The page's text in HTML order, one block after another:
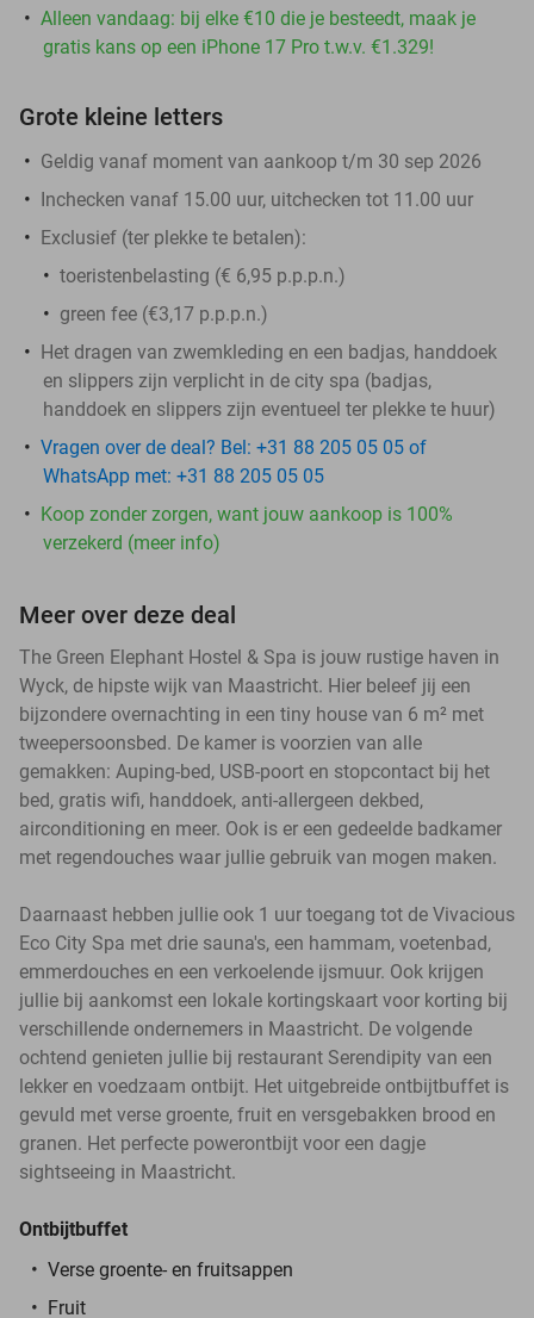
Alleen vandaag: bij elke €10 die je besteedt, maak je
gratis kans op een iPhone 17 Pro t.w.v. €1.329!
Grote kleine letters
Geldig vanaf moment van aankoop t/m 30 sep 2026
Inchecken vanaf 15.00 uur, uitchecken tot 11.00 uur
Exclusief (ter plekke te betalen):
toeristenbelasting (€ 6,95 p.p.p.n.)
green fee (€3,17 p.p.p.n.)
Het dragen van zwemkleding en een badjas, handdoek
en slippers zijn verplicht in de city spa (badjas,
handdoek en slippers zijn eventueel ter plekke te huur)
Vragen over de deal? Bel: +31 88 205 05 05 of
WhatsApp met: +31 88 205 05 05
Koop zonder zorgen, want jouw aankoop is 100%
verzekerd (meer info)
Meer over deze deal
The Green Elephant Hostel & Spa is jouw rustige haven in
Wyck, de hipste wijk van Maastricht. Hier beleef jij een
bijzondere overnachting in een tiny house van 6 m² met
tweepersoonsbed. De kamer is voorzien van alle
gemakken: Auping-bed, USB-poort en stopcontact bij het
bed, gratis wifi, handdoek, anti-allergeen dekbed,
airconditioning en meer. Ook is er een gedeelde badkamer
met regendouches waar jullie gebruik van mogen maken.
Daarnaast hebben jullie ook 1 uur toegang tot de Vivacious
Eco City Spa met drie sauna's, een hammam, voetenbad,
emmerdouches en een verkoelende ijsmuur. Ook krijgen
jullie bij aankomst een lokale kortingskaart voor korting bij
verschillende ondernemers in Maastricht. De volgende
ochtend genieten jullie bij restaurant Serendipity van een
lekker en voedzaam ontbijt. Het uitgebreide ontbijtbuffet is
gevuld met verse groente, fruit en versgebakken brood en
granen. Het perfecte powerontbijt voor een dagje
sightseeing in Maastricht.
Ontbijtbuffet
Verse groente- en fruitsappen
Fruit